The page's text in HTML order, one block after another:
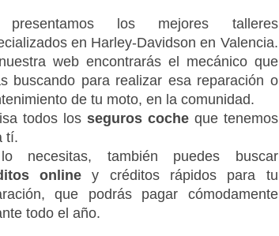
los mejores talleres
en Harley-Davidson en Valencia.
web encontrarás el mecánico que
buscando para realizar esa reparación o
de tu moto, en la comunidad.
todos los seguros cocheque tenemos
tí.
necesitas, también puedes buscar
onliney créditos rápidos para tu
que podrás pagar cómodamente
todo el año.